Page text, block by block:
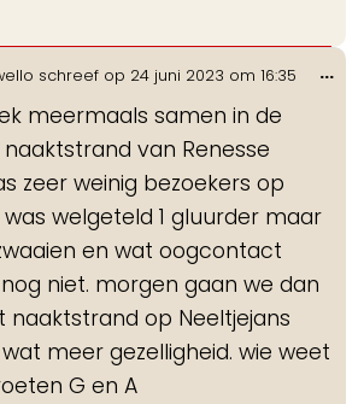
schreef op 24 juni 2023 om 16:35
meermaals samen in de
van Renesse
zeer weinig bezoekers op
welgeteld 1 gluurder maar
en wat oogcontact
niet. morgen gaan we dan
naaktstrand op Neeltjejans
meer gezelligheid. wie weet
G en A
...